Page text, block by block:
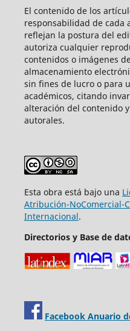
El contenido de los
responsabilidad de cada
reflejan la postura del
autoriza cualquier
contenidos o imágenes
almacenamiento
sin fines de lucro o para
académicos, citando
alteración del contenido
autorales.
Esta obra está bajo una
Atribución-NoComercial-
Internacional.
Directorios y Base de
Facebook Anuario